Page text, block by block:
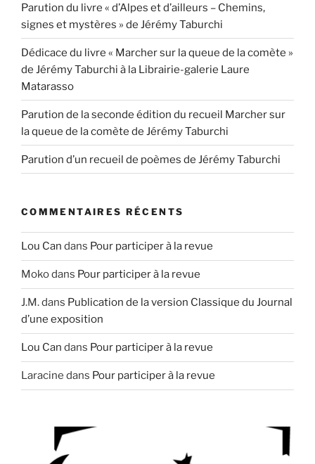
Parution du livre « d’Alpes et d’ailleurs – Chemins,
signes et mystères » de Jérémy Taburchi
Dédicace du livre « Marcher sur la queue de la comète »
de Jérémy Taburchi à la Librairie-galerie Laure
Matarasso
Parution de la seconde édition du recueil Marcher sur
la queue de la comète de Jérémy Taburchi
Parution d’un recueil de poèmes de Jérémy Taburchi
COMMENTAIRES RÉCENTS
Lou Can dans Pour participer à la revue
Mokodans Pour participer à la revue
J.M.dans Publication de la version Classique du Journal
d’une exposition
Lou Can dans Pour participer à la revue
Laracine dans Pour participer à la revue